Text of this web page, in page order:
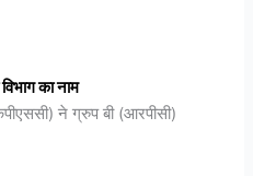
का नाम
ने ग्रुप बी (आरपीसी)